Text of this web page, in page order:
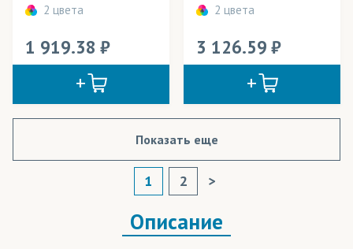
2 цвета
1 919.38
2 цвета
3 126.59
Показать еще
1 2 >
Описание